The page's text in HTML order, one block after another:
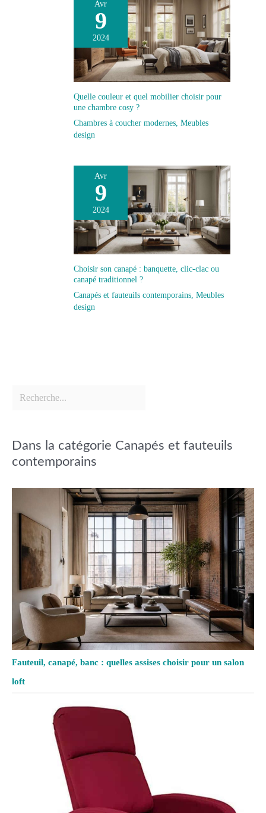
Avr
9
2024
Quelle couleur et quel mobilier choisir pour
une chambre cosy ?
Chambres à coucher modernes Meubles
design
Avr
9
2024
Choisir son canapé : banquette, clic-clac ou
canapé traditionnel ?
Canapés et fauteuils contemporains, Meubles
design
Dans la catégorie Canapés et fauteuils
contemporains
Fauteuil, canapé, banc : quelles assises choisir pour un salon
loft